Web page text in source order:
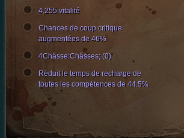
4,255 vitalité
Chances de coup critique
augmentées de 46%
4Châsse:Châsses; (0)
Réduit le temps de recharge de
toutes les compétences de 44.5%